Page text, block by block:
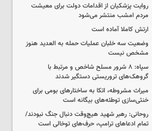
روایت پزشکیان از اقدامات دولت برای معیشت
مردم امشب منتشر می‌شود
ارتش کاملا آماده است
وضعیت سه خلبان عملیات حمله به العدید هنوز
مشخص نیست
سپاه: ۸ شرور مسلح شاخص و مرتبط با
گروهک‌های تروریستی دستگیر شدند
میراث مشروطه، اتکا به ساختارهای بومی برای
خنثی‌سازی توطئه‌های بیگانه است
روحانی: رهبر شهید هیچ‌وقت دنبال جنگ نبودند/
تمام ادعاهای ترامپ، حرف‌های توخالی است